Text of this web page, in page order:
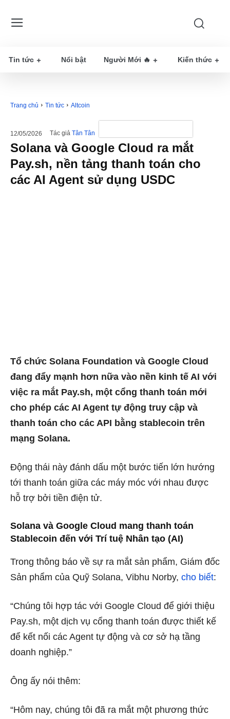
Tin tức Nổi bật Người Mới 🔥 Kiến thức
Trang chủ Tin tức Altcoin
12/05/2026 Tác giả Tân Tân
Solana và Google Cloud ra mắt
Pay.sh, nền tảng thanh toán cho
các AI Agent sử dụng USDC
Tổ chức Solana Foundation và Google Cloud
đang đẩy mạnh hơn nữa vào nền kinh tế AI với
việc ra mắt Pay.sh, một cổng thanh toán mới
cho phép các AI Agent tự động truy cập và
thanh toán cho các API bằng stablecoin trên
mạng Solana.
Động thái này đánh dấu một bước tiến lớn hướng
tới thanh toán giữa các máy móc với nhau được
hỗ trợ bởi tiền điện tử.
Solana và Google Cloud mang thanh toán
Stablecoin đến với Trí tuệ Nhân tạo (AI)
Trong thông báo về sự ra mắt sản phẩm, Giám đốc
Sản phẩm của Quỹ Solana, Vibhu Norby, cho biết:
“Chúng tôi hợp tác với Google Cloud để giới thiệu
Pay.sh, một dịch vụ cổng thanh toán được thiết kế
để kết nối các Agent tự động và cơ sở hạ tầng
doanh nghiệp.”
Ông ấy nói thêm:
“Hôm nay, chúng tôi đã ra mắt một phương thức